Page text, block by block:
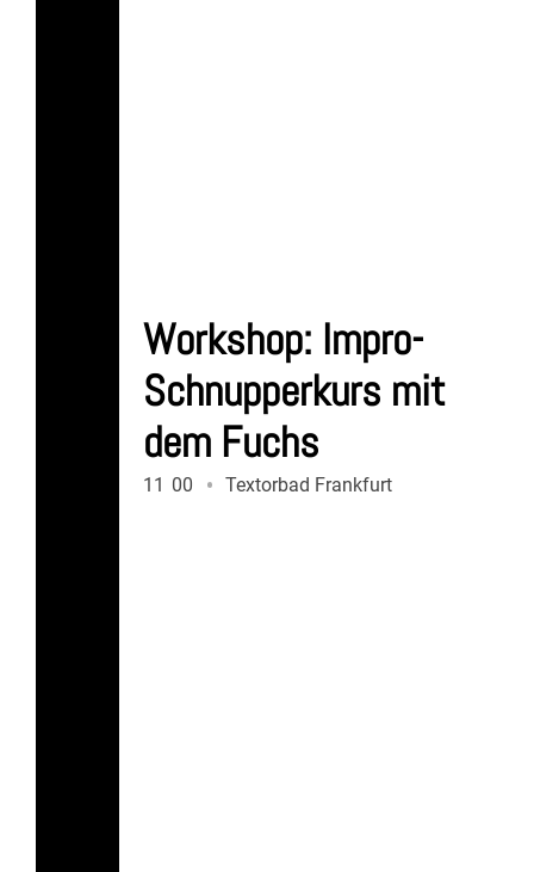
Workshop: Impro-
Schnupperkurs mit
dem Fuchs
11 00 Textorbad Frankfurt